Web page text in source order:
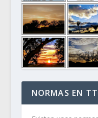
NORMAS EN